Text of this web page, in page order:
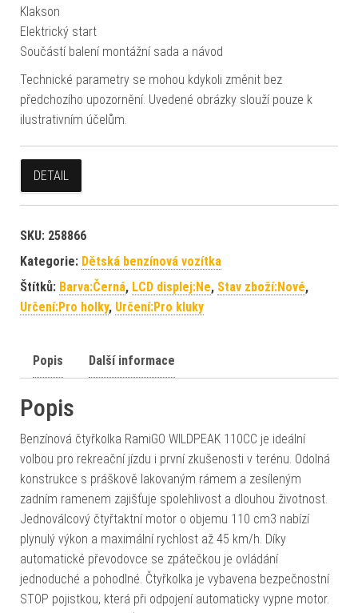
Klakson
Elektrický start
Součástí balení montážní sada a návod
Technické parametry se mohou kdykoli změnit bez
předchozího upozornění. Uvedené obrázky slouží pouze k
ilustrativním účelům.
DETAIL
SKU: 258866
Kategorie: Dětská benzínová vozítka
Štítků: Barva:Černá, LCD displej:Ne, Stav zboží:Nové,
Určení:Pro holky, Určení:Pro kluky
Popis Další informace
Popis
Benzínová čtyřkolka RamiGO WILDPEAK 110CC je ideální
volbou pro rekreační jízdu i první zkušenosti v terénu. Odolná
konstrukce s práškově lakovaným rámem a zesíleným
zadním ramenem zajišťuje spolehlivost a dlouhou životnost.
Jednoválcový čtyřtaktní motor o objemu 110 cm3 nabízí
plynulý výkon a maximální rychlost až 45 km/h. Díky
automatické převodovce se zpátečkou je ovládání
jednoduché a pohodlné. Čtyřkolka je vybavena bezpečnostní
STOP pojistkou, která při odpojení automaticky vypne motor.